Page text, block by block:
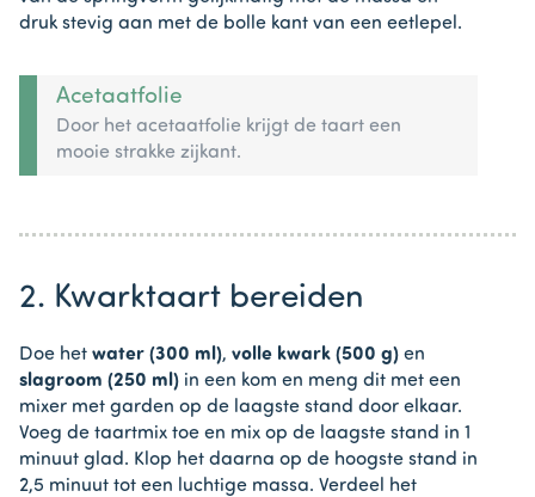
druk stevig aan met de bolle kant van een eetlepel.
Acetaatfolie
Door het acetaatfolie krijgt de taart een
mooie strakke zijkant.
2. Kwarktaart bereiden
Doe het water (300 ml), volle kwark (500 g) en
slagroom (250 ml) in een kom en meng dit met een
mixer met garden op de laagste stand door elkaar.
Voeg de taartmix toe en mix op de laagste stand in 1
minuut glad. Klop het daarna op de hoogste stand in
2,5 minuut tot een luchtige massa. Verdeel het